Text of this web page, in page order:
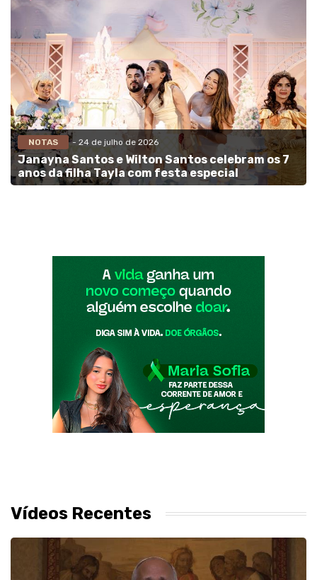
NOTAS - 24 de julho de 2026
Janayna Santos e Wilton Santos celebram os 7
anos da filha Tayla com festa especial
Vídeos Recentes